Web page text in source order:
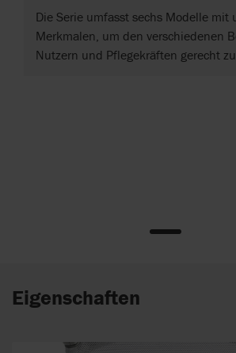
Die Serie umfasst sechs Modelle mit
Merkmalen, um den verschiedenen
Nutzern und Pflegekräften gerecht zu
Eigenschaften